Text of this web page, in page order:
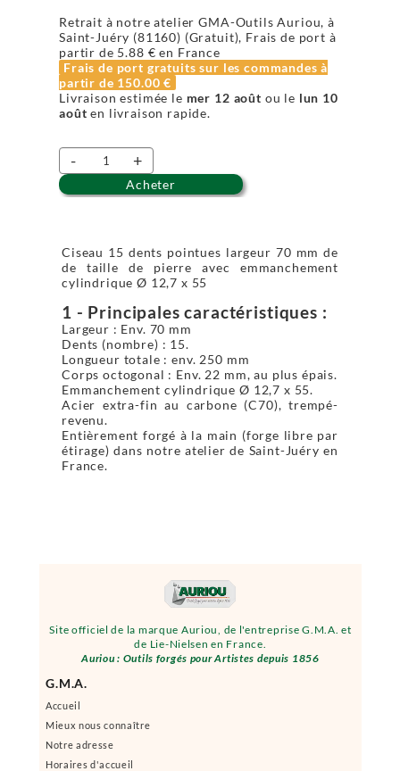
Site officiel de la marque Auriou, de l'entreprise G.M.A. et
de Lie-Nielsen en France.
Auriou : Outils forgés pour Artistes depuis 1856
G.M.A.
Accueil
Mieux nous connaître
Notre adresse
Horaires d'accueil
Retrait à notre atelier GMA-Outils Auriou, à
Saint-Juéry (81160) (Gratuit), Frais de port à
partir de 5.88 € en France
Frais de port gratuits sur les commandes à
partir de 150.00 €
Livraison estimée le mer 12 août ou le lun 10
août en livraison rapide.
- +
Acheter
Ciseau 15 dents pointues largeur 70 mm de
de taille de pierre avec emmanchement
cylindrique Ø 12,7 x 55
1 - Principales caractéristiques :
Largeur : Env. 70 mm
Dents (nombre) : 15.
Longueur totale : env. 250 mm
Corps octogonal : Env. 22 mm, au plus épais.
Emmanchement cylindrique Ø 12,7 x 55.
Acier extra-fin au carbone (C70), trempé-
revenu.
Entièrement forgé à la main (forge libre par
étirage) dans notre atelier de Saint-Juéry en
France.